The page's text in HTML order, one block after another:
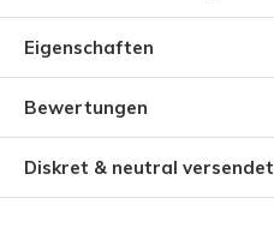
Eigenschaften
Bewertungen
Diskret & neutral versendet